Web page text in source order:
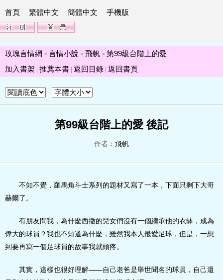
首頁 繁體中文 簡體中文 手機版
玫瑰言情網 > 言情小說 > 飛帆 > 第99級台階上的愛
加入書架 推薦本書 返回目錄 返回書頁
第99級台階上的愛 後記
作者︰ 飛帆
不知不覺，羅馬角斗士系列的題材又寫了一本，下面只剩下大哥
赫爾了。
有朋友問我，為什麼西撒的兒女們沒有一個繼承他的衣缽，成為
偉大的球員？我也不知道為什麼，雖然我本人最愛足球，但是，一想
到要再寫一個足球員的故事我就頭疼。
其實，這樣也很好理解——自己老爸是舉世聞名的球員，自己還